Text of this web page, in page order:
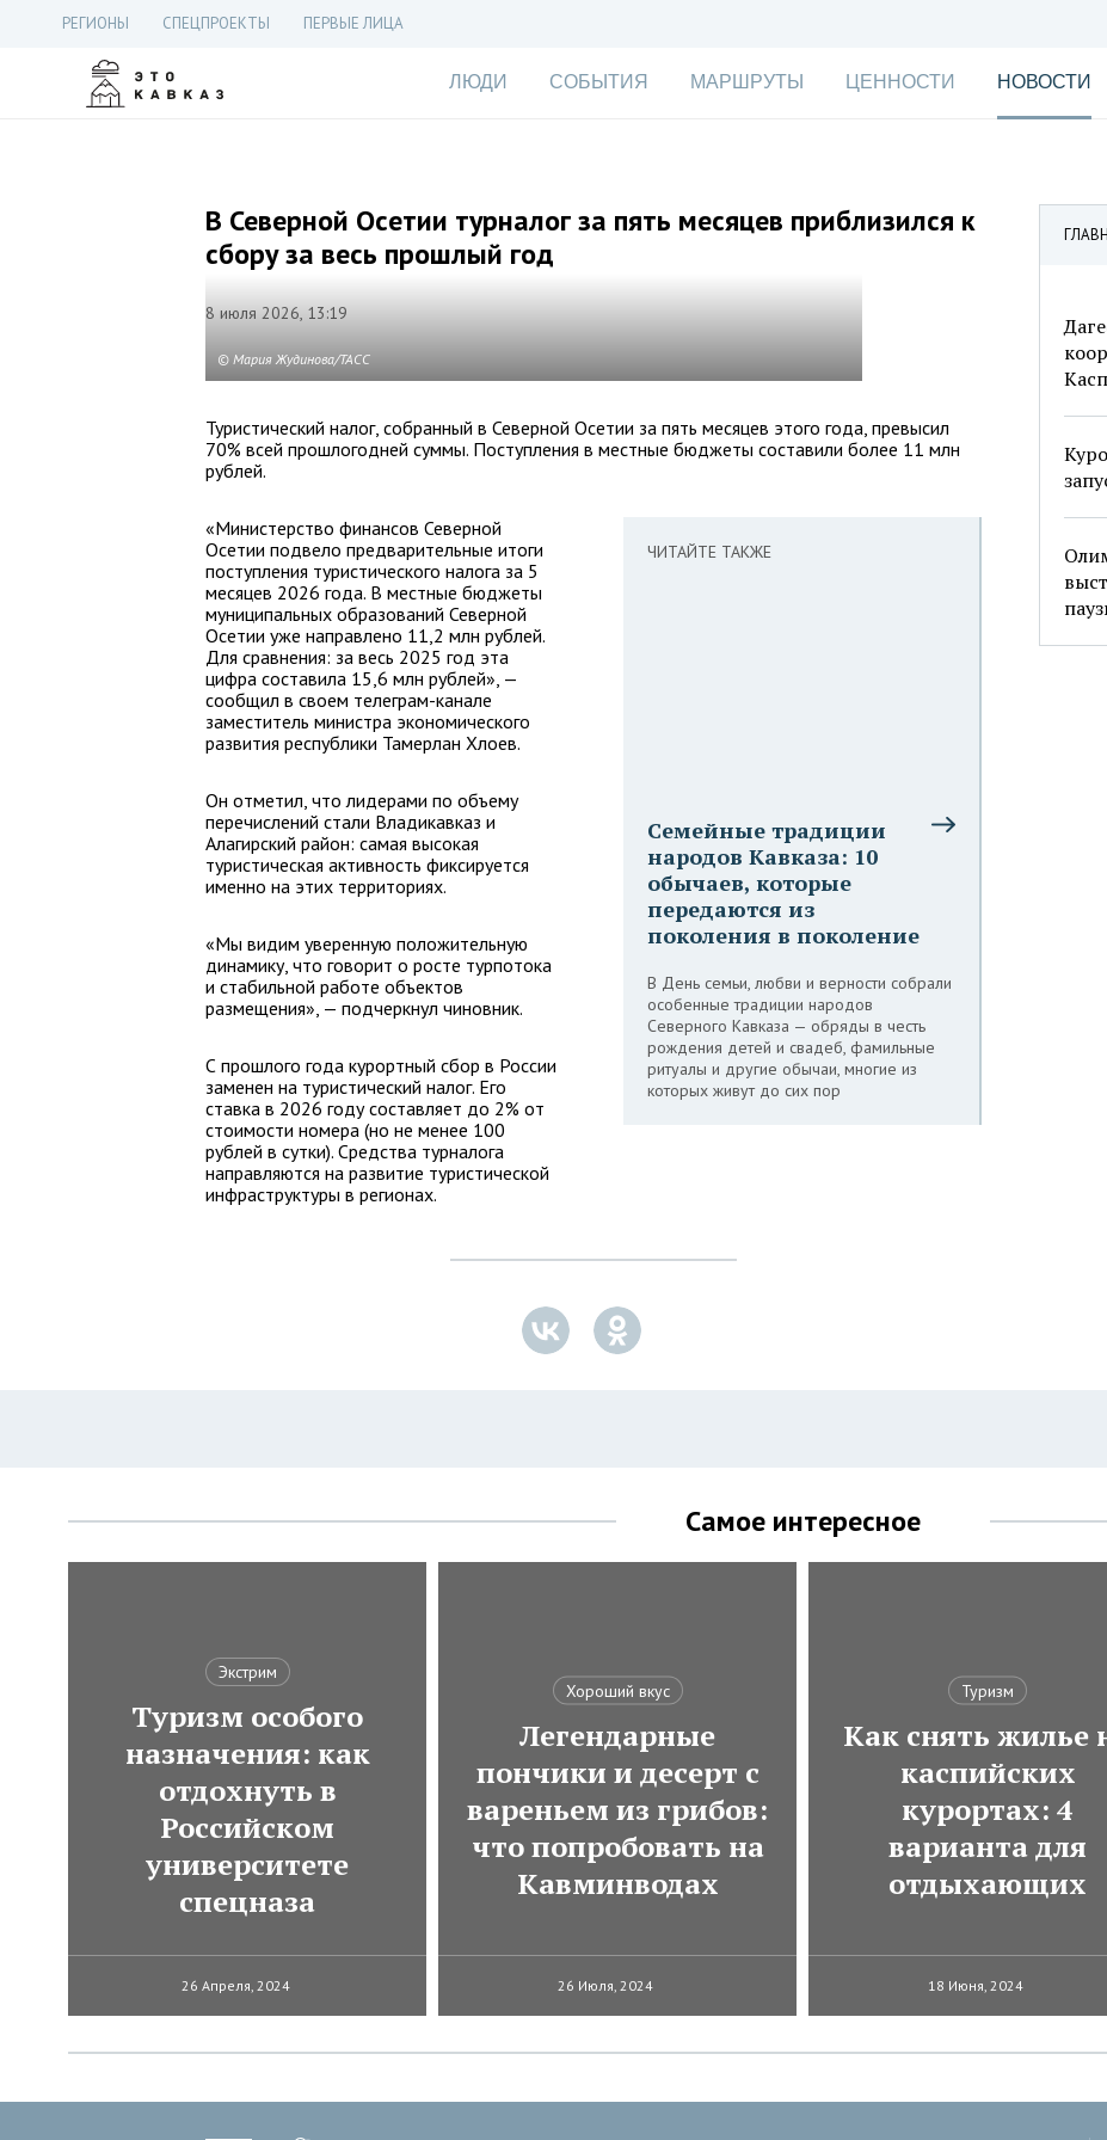
РЕГИОНЫ СПЕЦПРОЕКТЫ ПЕРВЫЕ ЛИЦА
ЛЮДИ СОБЫТИЯ МАРШРУТЫ ЦЕННОСТИ НОВОСТИ
В Северной Осетии турналог за пять месяцев приблизился к
сбору за весь прошлый год
8 июля 2026, 13:19
© Мария Жудинова/ТАСС
Туристический налог, собранный в Северной Осетии за пять месяцев этого года, превысил
70% всей прошлогодней суммы. Поступления в местные бюджеты составили более 11 млн
рублей.
ЧИТАЙТЕ ТАКЖЕ
Семейные традиции
народов Кавказа: 10
обычаев, которые
передаются из
поколения в поколение
В День семьи, любви и верности собрали
особенные традиции народов
Северного Кавказа — обряды в честь
рождения детей и свадеб, фамильные
ритуалы и другие обычаи, многие из
которых живут до сих пор
«Министерство финансов Северной
Осетии подвело предварительные итоги
поступления туристического налога за 5
месяцев 2026 года. В местные бюджеты
муниципальных образований Северной
Осетии уже направлено 11,2 млн рублей.
Для сравнения: за весь 2025 год эта
цифра составила 15,6 млн рублей», —
сообщил в своем телеграм-канале
заместитель министра экономического
развития республики Тамерлан Хлоев.
Он отметил, что лидерами по объему
перечислений стали Владикавказ и
Алагирский район: самая высокая
туристическая активность фиксируется
именно на этих территориях.
«Мы видим уверенную положительную
динамику, что говорит о росте турпотока
и стабильной работе объектов
размещения», — подчеркнул чиновник.
С прошлого года курортный сбор в России
заменен на туристический налог. Его
ставка в 2026 году составляет до 2% от
стоимости номера (но не менее 100
рублей в сутки). Средства турналога
направляются на развитие туристической
инфраструктуры в регионах.
Самое интересное
Экстрим
Туризм особого
назначения: как
отдохнуть в
Российском
университете
спецназа
26 Апреля, 2024
Хороший вкус
Легендарные
пончики и десерт с
вареньем из грибов:
что попробовать на
Кавминводах
26 Июля, 2024
Туризм
Как снять жилье
каспийских
курортах: 4
варианта для
отдыхающих
18 Июня, 2024